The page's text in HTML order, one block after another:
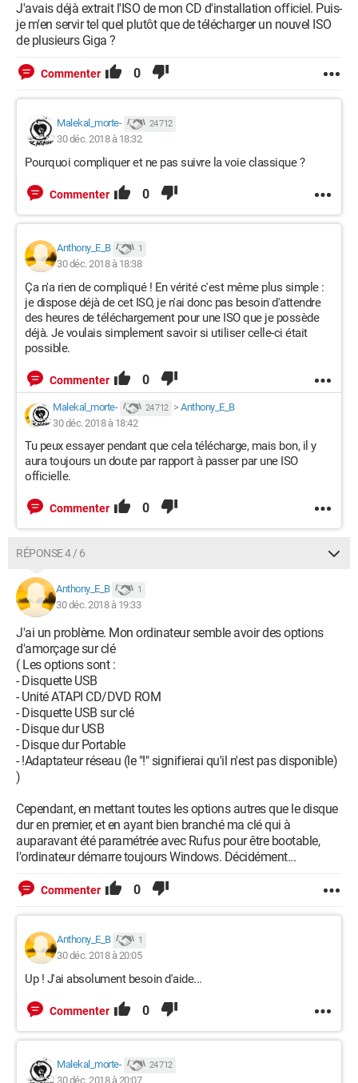
J'avais déjà extrait l'ISO de mon CD d'installation officiel. Puis-
je m'en servir tel quel plutôt que de télécharger un nouvel ISO
de plusieurs Giga ?
Commenter 0
Malekal_morte- 24 712
30 déc. 2018 à 18:32
Pourquoi compliquer et ne pas suivre la voie classique ?
Commenter 0
Anthony_E_B 1
30 déc. 2018 à 18:38
Ça n'a rien de compliqué ! En vérité c'est même plus simple :
je dispose déjà de cet ISO, je n'ai donc pas besoin d'attendre
des heures de téléchargement pour une ISO que je possède
déjà. Je voulais simplement savoir si utiliser celle-ci était
possible.
Commenter 0
Malekal_morte- 24 712 > Anthony_E_B
30 déc. 2018 à 18:42
Tu peux essayer pendant que cela télécharge, mais bon, il y
aura toujours un doute par rapport à passer par une ISO
officielle.
Commenter 0
RÉPONSE 4 / 6
Anthony_E_B 1
30 déc. 2018 à 19:33
J'ai un problème. Mon ordinateur semble avoir des options
d'amorçage sur clé
( Les options sont :
- Disquette USB
- Unité ATAPI CD/DVD ROM
- Disquette USB sur clé
- Disque dur USB
- Disque dur Portable
- !Adaptateur réseau (le "!" signifierai qu'il n'est pas disponible)
)
Cependant, en mettant toutes les options autres que le disque
dur en premier, et en ayant bien branché ma clé qui à
auparavant été paramétrée avec Rufus pour être bootable,
l'ordinateur démarre toujours Windows. Décidément...
Commenter 0
Anthony_E_B 1
30 déc. 2018 à 20:05
Up ! J'ai absolument besoin d'aide...
Commenter 0
Malekal_morte- 24 712
30 déc. 2018 à 20:07